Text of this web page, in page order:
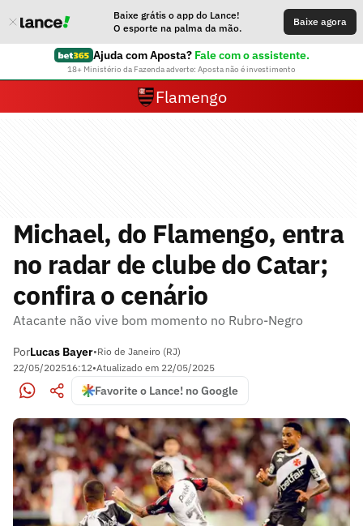
Baixe grátis o app do Lance!
O esporte na palma da mão.
Baixe agora
Ajuda com Aposta? Fale com o assistente.
18+ Ministério da Fazenda adverte: Aposta não é investimento
Flamengo
Michael, do Flamengo, entra
no radar de clube do Catar;
confira o cenário
Atacante não vive bom momento no Rubro-Negro
PorLucas Bayer•Rio de Janeiro (RJ)
22/05/202516:12•Atualizado em 22/05/2025
Favorite o Lance! no Google